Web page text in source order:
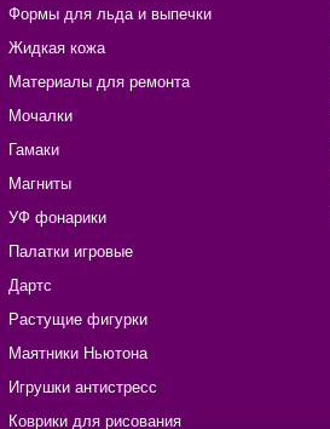
Формы для льда и выпечки
Жидкая кожа
Материалы для ремонта
Мочалки
Гамаки
Магниты
УФ фонарики
Палатки игровые
Дартс
Растущие фигурки
Маятники Ньютона
Игрушки антистресс
Коврики для рисования